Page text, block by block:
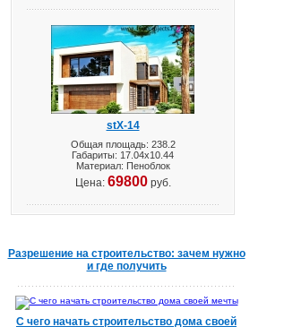
stX-14
Общая площадь: 238.2
Габариты: 17.04х10.44
Материал: Пеноблок
Цена: 69800руб.
Разрешение на строительство: зачем нужно
и где получить
С чего начать строительство дома своей